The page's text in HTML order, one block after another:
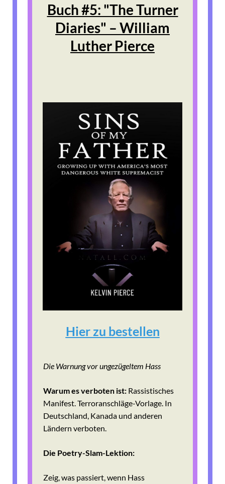
Buch #5: "The Turner
Diaries" – William
Luther Pierce
Hier zu bestellen
Die Warnung vor ungezügeltem Hass
Warum es verboten ist: Rassistisches
Manifest. Terroranschläge-Vorlage. In
Deutschland, Kanada und anderen
Ländern verboten.
Die Poetry-Slam-Lektion:
Zeig, was passiert, wenn Hass